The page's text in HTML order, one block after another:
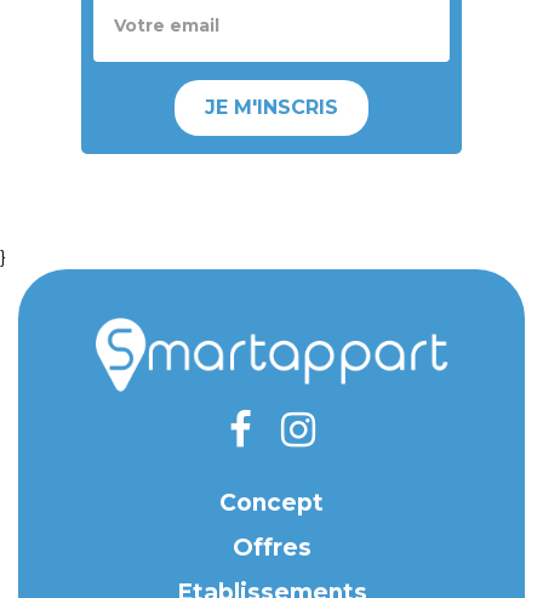
JE M'INSCRIS
}
Concept
Offres
Etablissements